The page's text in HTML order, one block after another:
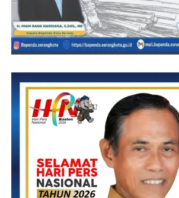
Post Views: 23